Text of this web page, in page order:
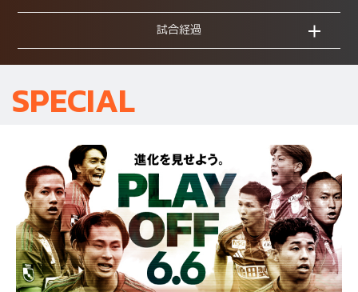
試合経過
SPECIAL